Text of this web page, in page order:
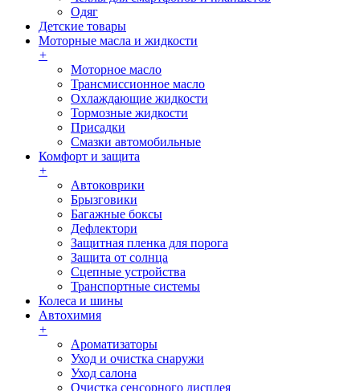
Одяг
Детские товары
Моторные масла и жидкости
+
Моторное масло
Трансмиссионное масло
Охлаждающие жидкости
Тормозные жидкости
Присадки
Смазки автомобильные
Комфорт и защита
+
Автоковрики
Брызговики
Багажные боксы
Дефлектори
Защитная пленка для порога
Защита от солнца
Сцепные устройства
Транспортные системы
Колеса и шины
Автохимия
+
Ароматизаторы
Уход и очистка снаружи
Уход салона
Очистка сенсорного дисплея